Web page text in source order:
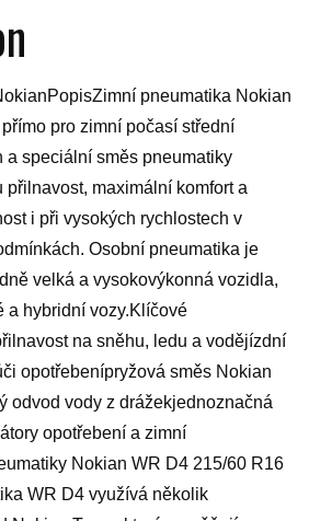
pneumatika Nokian
pro zimní počasí střední
a speciální směs pneumatiky
maximální komfort a
i při vysokých rychlostech v
Osobní pneumatika je
velká a vysokovýkonná vozidla,
a hybridní vozy.Klíčové
na sněhu, ledu a vodějízdní
opotřebenípryžová směs Nokian
odvod vody z drážekjednoznačná
opotřebení a zimní
Nokian WR D4 215/60 R16
WR D4 využívá několik